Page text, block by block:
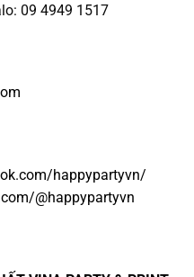
09 4949 1517
happypartyvn/
@happypartyvn